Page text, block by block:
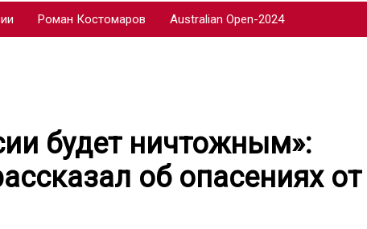
Роман Костомаров Australian Open-2024
будет ничтожным»:
об опасениях от